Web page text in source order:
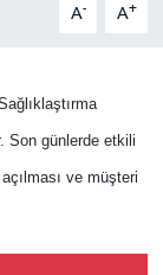
A- A+
Son günlerde etkili
ve müşteri